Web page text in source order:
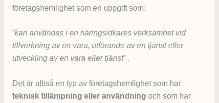
företagshemlighet som en uppgift som:
”kan användas i en näringsidkares verksamhet vid
tillverkning av en vara, utförande av en tjänst eller
utveckling av en vara eller tjänst” .
Det är alltså en typ av företagshemlighet som har
teknisk tillämpning eller användning och som har